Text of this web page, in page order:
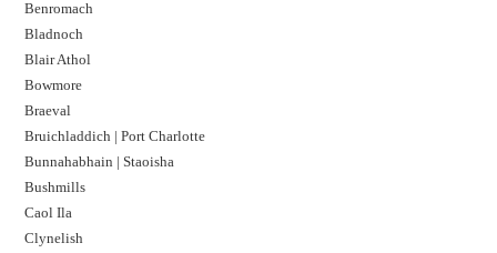
Benromach
Bladnoch
Blair Athol
Bowmore
Braeval
Bruichladdich | Port Charlotte
Bunnahabhain | Staoisha
Bushmills
Caol Ila
Clynelish